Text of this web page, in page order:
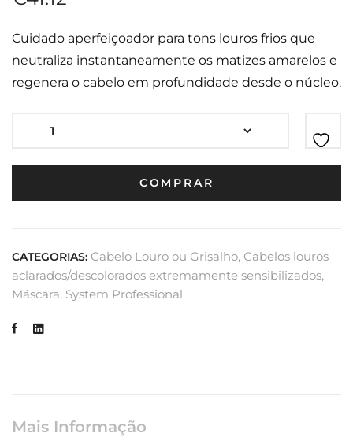
Cuidado aperfeiçoador para tons louros frios que
neutraliza instantaneamente os matizes amarelos e
regenera o cabelo em profundidade desde o núcleo.
COMPRAR
CATEGORIAS: Cabelo Louro ou Grisalho, Cabelos louros
aclarados/descolorados extremamente sensibilizados,
Máscara, System Professional
Mais Informação